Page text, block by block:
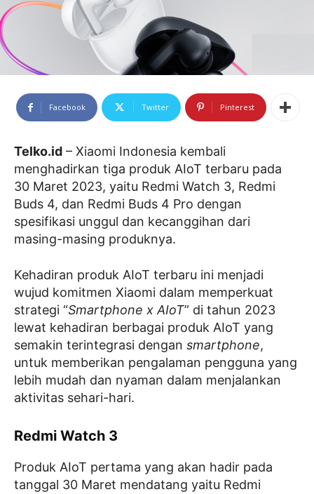
Facebook Twitter Pinterest
Telko.id – Xiaomi Indonesia kembali
menghadirkan tiga produk AIoT terbaru pada
30 Maret 2023, yaitu Redmi Watch 3, Redmi
Buds 4, dan Redmi Buds 4 Pro dengan
spesifikasi unggul dan kecanggihan dari
masing-masing produknya.
Kehadiran produk AIoT terbaru ini menjadi
wujud komitmen Xiaomi dalam memperkuat
strategi “Smartphone x AIoT” di tahun 2023
lewat kehadiran berbagai produk AIoT yang
semakin terintegrasi dengan smartphone,
untuk memberikan pengalaman pengguna yang
lebih mudah dan nyaman dalam menjalankan
aktivitas sehari-hari.
Redmi Watch 3
Produk AIoT pertama yang akan hadir pada
tanggal 30 Maret mendatang yaitu Redmi